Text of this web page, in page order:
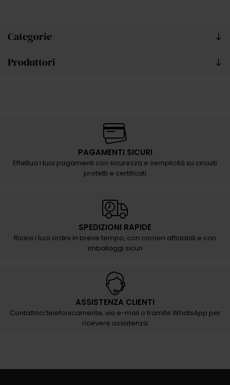
Categorie
Produttori
PAGAMENTI SICURI
Effettua i tuoi pagamenti con sicurezza e semplicità su circuiti
protetti e certificati
SPEDIZIONI RAPIDE
Ricevi i tuoi ordini in breve tempo, con corrieri affidabili e con
imballaggi sicuri
ASSISTENZA CLIENTI
Contattaci telefonicamente, via e-mail o tramite WhatsApp per
ricevere assistenza